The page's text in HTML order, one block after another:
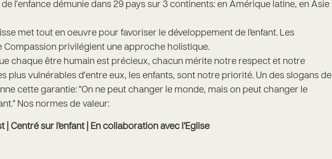
l'enfance démunie dans 29 pays sur 3 continents: en Amérique latine, en Asie
met tout en oeuvre pour favoriser le développement de l’enfant. Les
Compassion privilégient une approche holistique.
chaque être humain est précieux, chacun mérite notre respect et notre
plus vulnérables d'entre eux, les enfants, sont notre priorité. Un des slogans de
cette garantie: "On ne peut changer le monde, mais on peut changer le
Nos normes de valeur:
| Centré sur l’enfant | En collaboration avec l’Eglise